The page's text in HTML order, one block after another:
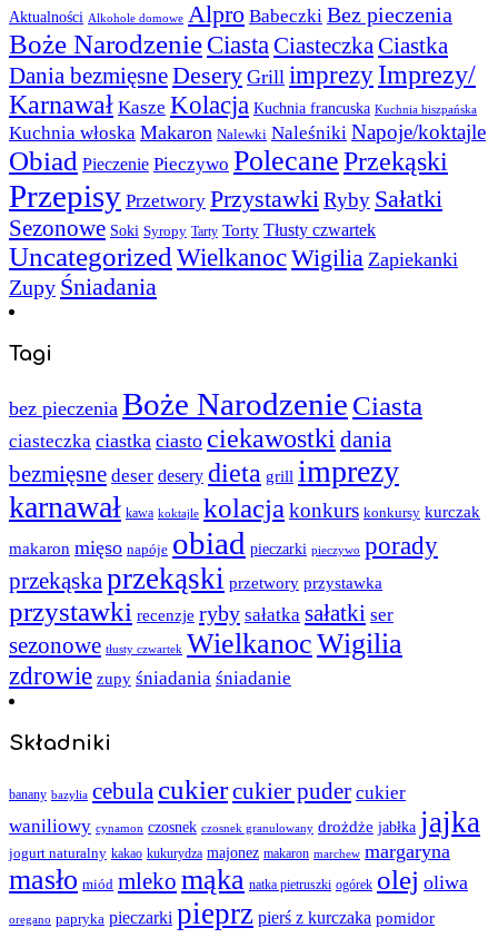
Aktualności Alkohole domowe Alpro Babeczki Bez pieczenia
Boże NarodzenieCiastaCiasteczkaCiastka
Dania bezmięsneDesery Grill imprezy Imprezy/
Karnawał Kasze Kolacja Kuchnia francuska Kuchnia hiszpańska
Kuchnia włoska Makaron Nalewki Naleśniki Napoje/koktajle
Obiad Pieczenie Pieczywo PolecanePrzekąski
Przepisy Przetwory PrzystawkiRyby Sałatki
Sezonowe Soki Syropy Tarty Torty Tłusty czwartek
UncategorizedWielkanocWigilia Zapiekanki
Zupy Śniadania
Tagi
bez pieczenia Boże Narodzenie Ciasta
ciasteczka ciastka ciasto ciekawostki dania
bezmięsne deser desery dieta grill imprezy
karnawał kawa koktajle kolacja konkurs konkursy kurczak
makaron mięso napóje obiad pieczarki pieczywo porady
przekąskaprzekąski przetwory przystawka
przystawki recenzje ryby sałatka sałatki ser
sezonowe tłusty czwartek WielkanocWigilia
zdrowie zupy śniadania śniadanie
Składniki
banany bazylia cebula cukiercukier puder cukier
waniliowy cynamon czosnek czosnek granulowany drożdże jabłka jajka
jogurt naturalny kakao kukurydza majonez makaron marchew margaryna
masło miód mleko mąka natka pietruszki ogórek olej oliwa
oregano papryka pieczarki pieprz pierś z kurczaka pomidor